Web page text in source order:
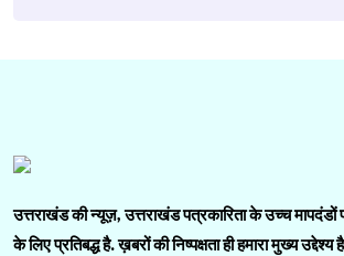
उत्तराखंड की न्यूज़, उत्तराखंड पत्रकारिता के उच्च मापदंडों
के लिए प्रतिबद्ध है. ख़बरों की निष्पक्षता ही हमारा मुख्य उद्देश्य